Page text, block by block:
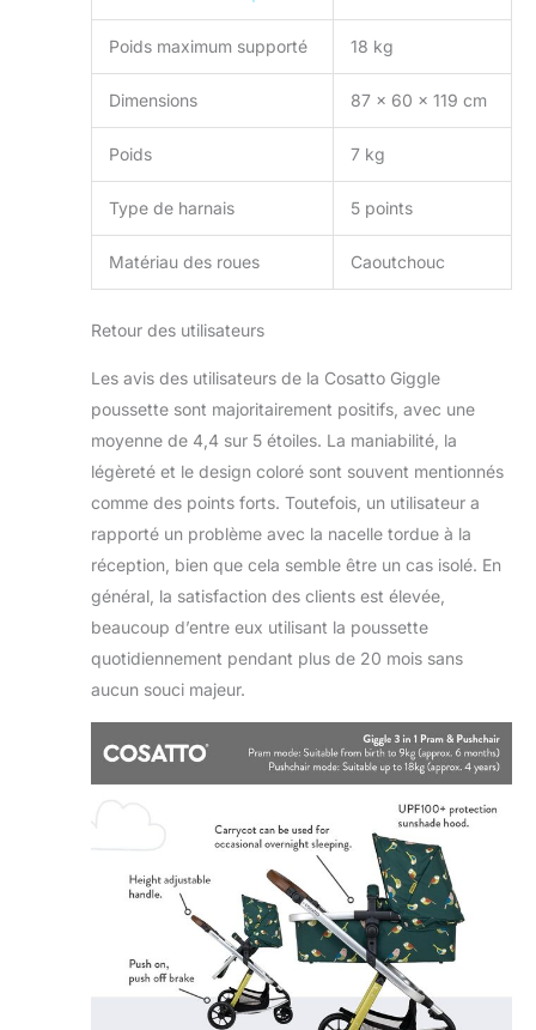
tranquillité d'esprit à
tout moment,
n'importe où
Contenu de la boîte
: châssis, roues et
panier, nacelle,
unité de siège,
barre de protection
universelle, capote
siège auto iSize,
coussinets de
poitrine et de
ventre, garantie 4
ans Cosatto
Poids maximum supporté 18 kg
Dimensions 87 x 60 x 119 cm
Poids 7 kg
Type de harnais 5 points
Matériau des roues Caoutchouc
Retour des utilisateurs
Les avis des utilisateurs de la Cosatto Giggle
poussette sont majoritairement positifs, avec une
moyenne de 4,4 sur 5 étoiles. La maniabilité, la
légèreté et le design coloré sont souvent mentionnés
comme des points forts. Toutefois, un utilisateur a
rapporté un problème avec la nacelle tordue à la
réception, bien que cela semble être un cas isolé. En
général, la satisfaction des clients est élevée,
beaucoup d’entre eux utilisant la poussette
quotidiennement pendant plus de 20 mois sans
aucun souci majeur.